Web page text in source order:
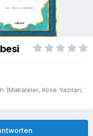
(Makaleler, Köse Yazilari,